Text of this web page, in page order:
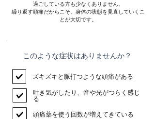
過ごしている方も少なくありません。
繰り返す頭痛だからこそ、身体の状態を見直していくこ
とが大切です。
​このような症状はありませんか？
ズキズキと脈打つような頭痛がある
吐き気がしたり、音や光がつらく感じ
る
頭痛薬を使う回数が増えてきている